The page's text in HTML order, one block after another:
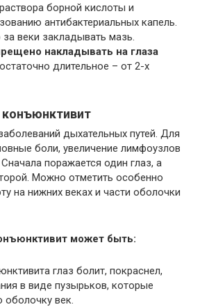
борной кислоты и
антибактериальных капель.
веки закладывать мазь.
накладывать на глаза
длительное – от 2-х
дыхательных путей. Для
боли, увеличение лимфоузлов
поражается один глаз, а
Можно отметить особенно
на нижних веках и части оболочки
может быть:
глаз болит, покраснел,
в виде пузырьков, которые
оболочку век.